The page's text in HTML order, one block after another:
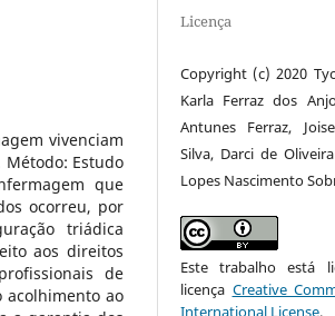
vivenciam
Estudo
que
ocorreu, por
triádica
aos direitos
de
acolhimento ao
Licença
Copyright (c) 2020
Karla Ferraz dos
Antunes Ferraz,
Silva, Darci de
Lopes Nascimento
Este trabalho está
licença Creative
International License.